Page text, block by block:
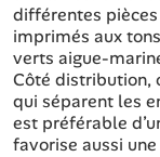
différentes
imprimés aux
verts aigue-
Côté distribution,
qui séparent les
est préférable
favorise aussi